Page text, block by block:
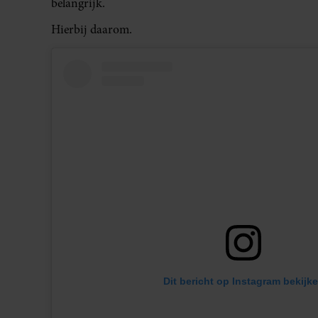
Hierbij daarom.
Dit bericht op Instagram